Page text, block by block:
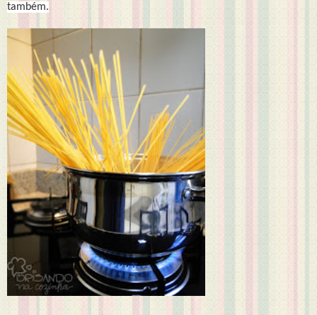
também.